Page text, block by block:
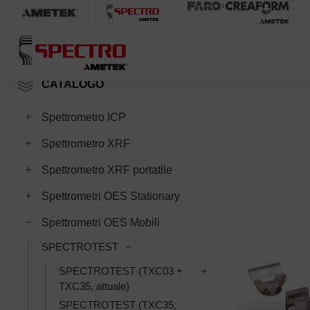
CATALOGO
Toggle Spettrometro ICP subcategories
Spettrometro ICP
Toggle Spettrometro XRF subcategories
Spettrometro XRF
Toggle Spettrometro XRF portatile subcategories
Spettrometro XRF portatile
Toggle Spettrometri OES Stationary subcategories
Spettrometri OES Stationary
Toggle Spettrometri OES Mobili subcategories
Spettrometri OES Mobili
SPECTROTEST
SPECTROTEST (TXC03 +
TXC35, attuale)
Toggle
SPECTROTEST (TXC35,